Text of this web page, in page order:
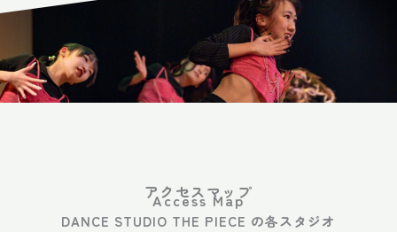
アクセスマップ
Access Map
DANCE STUDIO THE PIECE の各スタジオ